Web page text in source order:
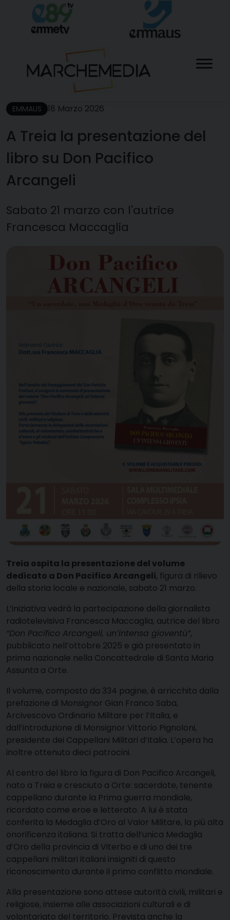
content
EMMAUS 18 Marzo 2026
A Treia la presentazione del
libro su Don Pacifico
Arcangeli
Sabato 21 marzo con l'autrice
Francesca Maccaglia
Treia ospita la presentazione del volume
dedicato a Don Pacifico Arcangeli, figura di rilievo
della storia locale e nazionale, sabato 21 marzo.
L’iniziativa vedrà la partecipazione della giornalista
radiotelevisiva Francesca Maccaglia, autrice del libro
“Don Pacifico Arcangeli, un’intensa gioventù”,
pubblicato nell’ottobre 2025 e già presentato in
prima nazionale nella Concattedrale di Santa Maria
Assunta a Orte.
Il volume, composto da 334 pagine, è arricchito dalla
prefazione di Monsignor Gian Franco Saba,
Arcivescovo Ordinario Militare per l’Italia, e
dall’introduzione di Monsignor Vittorio Pignoloni,
presidente dei Cappellani Militari d’Italia. L’opera ha
inoltre ottenuto dieci patrocini.
Al centro del libro la figura di Don Pacifico Arcangeli,
nato a Treia e cresciuto a Orte: sacerdote, tenente
cappellano durante la Prima guerra mondiale,
ricordato come eroe e letterato. A lui è stata
conferita la Medaglia d’Oro al Valor Militare, la più alta
onorificenza italiana. Si tratta dell’unica Medaglia
d’Oro della provincia di Viterbo e di uno dei tre
cappellani militari italiani insigniti di questo
riconoscimento durante il primo conflitto mondiale.
Alla presentazione sono attese autorità civili, militari e
religiose, insieme alle associazioni culturali e di
volontariato del territorio. Prevista anche la